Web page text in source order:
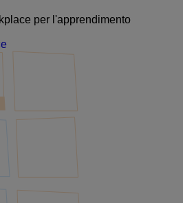
per l'apprendimento